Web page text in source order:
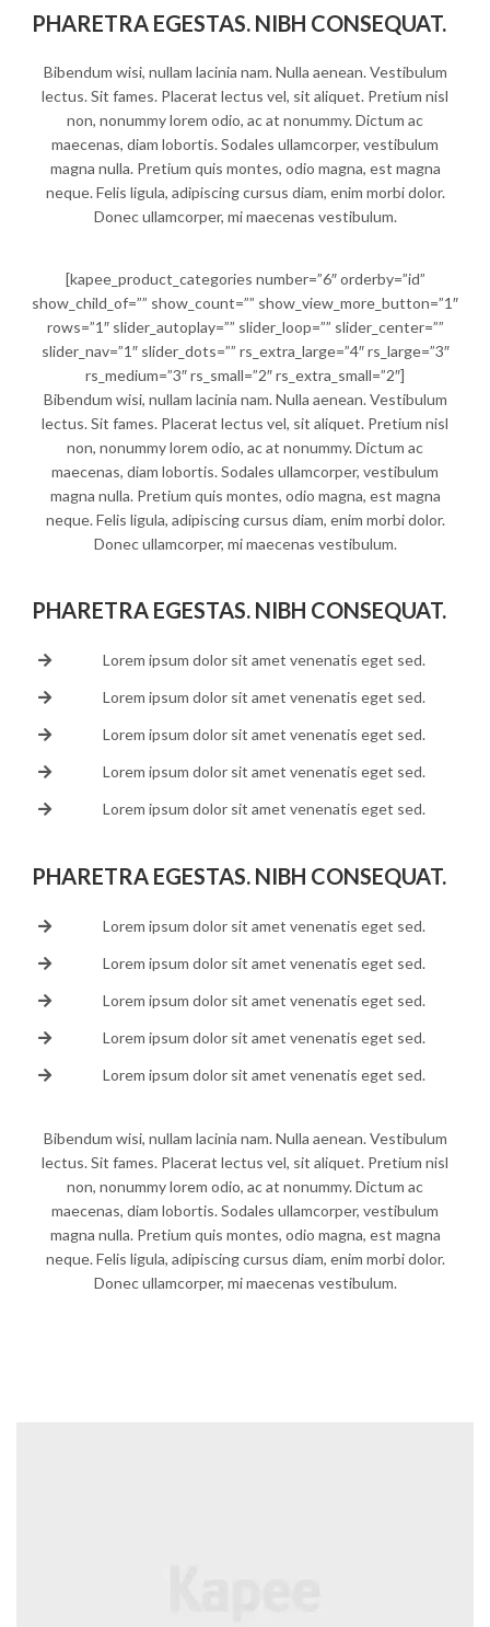
PHARETRA EGESTAS. NIBH CONSEQUAT.
Bibendum wisi, nullam lacinia nam. Nulla aenean. Vestibulum
lectus. Sit fames. Placerat lectus vel, sit aliquet. Pretium nisl
non, nonummy lorem odio, ac at nonummy. Dictum ac
maecenas, diam lobortis. Sodales ullamcorper, vestibulum
magna nulla. Pretium quis montes, odio magna, est magna
neque. Felis ligula, adipiscing cursus diam, enim morbi dolor.
Donec ullamcorper, mi maecenas vestibulum.
[kapee_product_categories number=”6″ orderby=”id”
show_child_of=”” show_count=”” show_view_more_button=”1″
rows=”1″ slider_autoplay=”” slider_loop=”” slider_center=””
slider_nav=”1″ slider_dots=”” rs_extra_large=”4″ rs_large=”3″
rs_medium=”3″ rs_small=”2″ rs_extra_small=”2″]
Bibendum wisi, nullam lacinia nam. Nulla aenean. Vestibulum
lectus. Sit fames. Placerat lectus vel, sit aliquet. Pretium nisl
non, nonummy lorem odio, ac at nonummy. Dictum ac
maecenas, diam lobortis. Sodales ullamcorper, vestibulum
magna nulla. Pretium quis montes, odio magna, est magna
neque. Felis ligula, adipiscing cursus diam, enim morbi dolor.
Donec ullamcorper, mi maecenas vestibulum.
PHARETRA EGESTAS. NIBH CONSEQUAT.
Lorem ipsum dolor sit amet venenatis eget sed.
Lorem ipsum dolor sit amet venenatis eget sed.
Lorem ipsum dolor sit amet venenatis eget sed.
Lorem ipsum dolor sit amet venenatis eget sed.
Lorem ipsum dolor sit amet venenatis eget sed.
PHARETRA EGESTAS. NIBH CONSEQUAT.
Lorem ipsum dolor sit amet venenatis eget sed.
Lorem ipsum dolor sit amet venenatis eget sed.
Lorem ipsum dolor sit amet venenatis eget sed.
Lorem ipsum dolor sit amet venenatis eget sed.
Lorem ipsum dolor sit amet venenatis eget sed.
Bibendum wisi, nullam lacinia nam. Nulla aenean. Vestibulum
lectus. Sit fames. Placerat lectus vel, sit aliquet. Pretium nisl
non, nonummy lorem odio, ac at nonummy. Dictum ac
maecenas, diam lobortis. Sodales ullamcorper, vestibulum
magna nulla. Pretium quis montes, odio magna, est magna
neque. Felis ligula, adipiscing cursus diam, enim morbi dolor.
Donec ullamcorper, mi maecenas vestibulum.